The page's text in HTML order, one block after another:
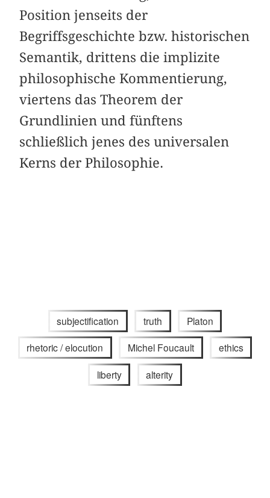
Position jenseits der
Begriffsgeschichte bzw. historischen
Semantik, drittens die implizite
philosophische Kommentierung,
viertens das Theorem der
Grundlinien und fünftens
schließlich jenes des universalen
Kerns der Philosophie.
subjectification truth Platon
rhetoric / elocution Michel Foucault ethics
liberty alterity